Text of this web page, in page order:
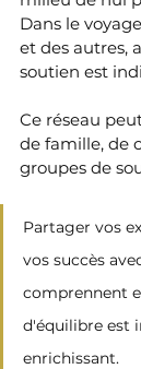
Dans le
et des autres,
soutien est
Ce réseau
de famille, de
groupes de
Partager vos
vos succès
comprennent
d'équilibre est
enrichissant.